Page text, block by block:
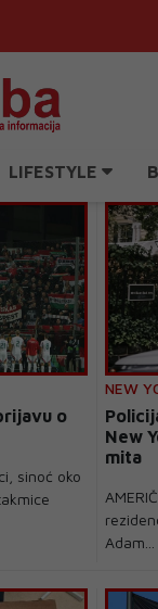
LIFESTYLE
o
sinoć oko
NEW
New
mita
Adam...